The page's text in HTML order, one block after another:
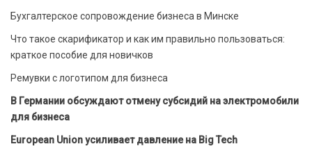
Бухгалтерское сопровождение бизнеса в Минске
Что такое скарификатор и как им правильно пользоваться:
краткое пособие для новичков
Ремувки с логотипом для бизнеса
В Германии обсуждают отмену субсидий на электромобили
для бизнеса
European Union усиливает давление на Big Tech